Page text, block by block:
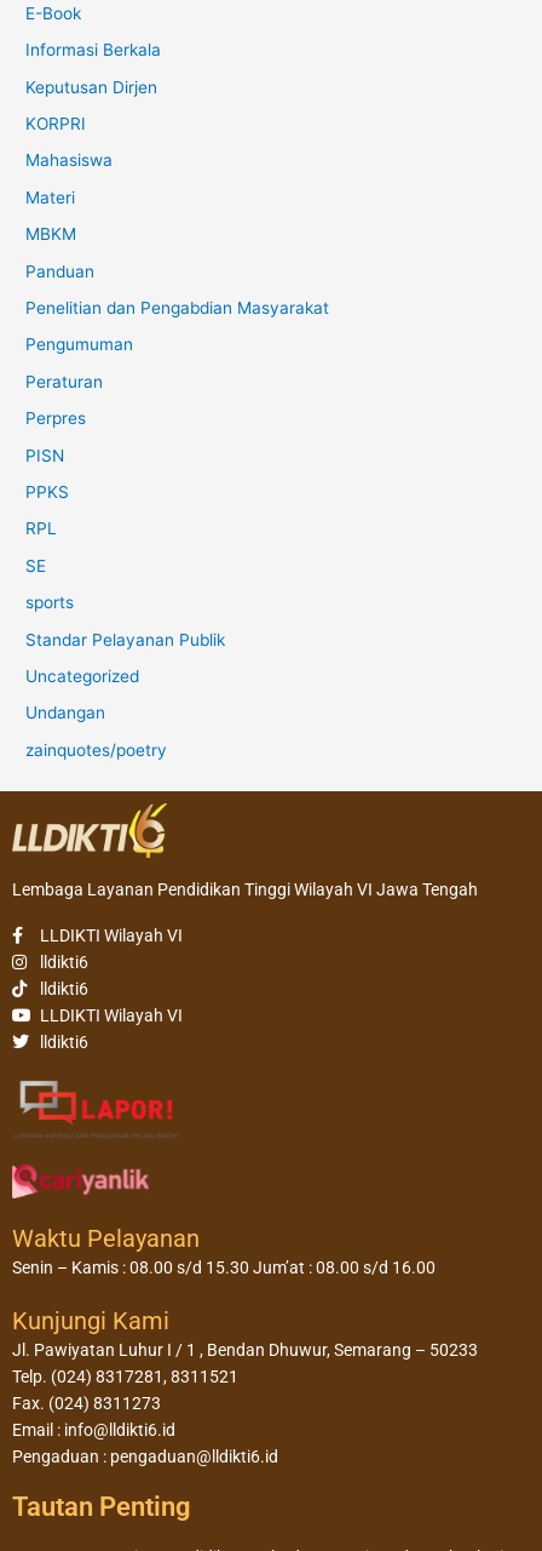
E-Book
Informasi Berkala
Keputusan Dirjen
KORPRI
Mahasiswa
Materi
MBKM
Panduan
Penelitian dan Pengabdian Masyarakat
Pengumuman
Peraturan
Perpres
PISN
PPKS
RPL
SE
sports
Standar Pelayanan Publik
Uncategorized
Undangan
zainquotes/poetry
Lembaga Layanan Pendidikan Tinggi Wilayah VI Jawa Tengah
LLDIKTI Wilayah VI
lldikti6
lldikti6
LLDIKTI Wilayah VI
lldikti6
Waktu Pelayanan
Senin – Kamis : 08.00 s/d 15.30 Jum’at : 08.00 s/d 16.00
Kunjungi Kami
Jl. Pawiyatan Luhur I / 1 , Bendan Dhuwur, Semarang – 50233
Telp. (024) 8317281, 8311521
Fax. (024) 8311273
Email : info@lldikti6.id
Pengaduan : pengaduan@lldikti6.id
Tautan Penting